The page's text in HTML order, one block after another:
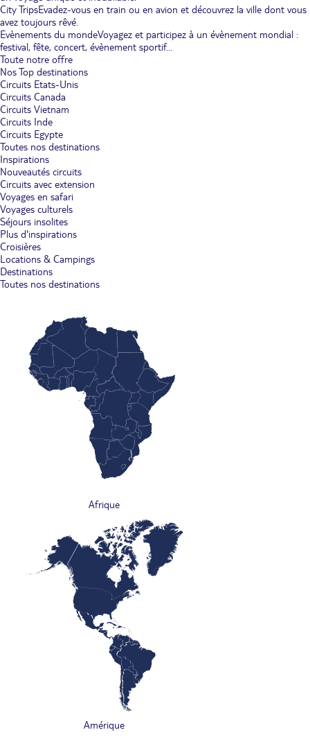
City TripsEvadez-vous en train ou en avion et découvrez la ville dont vous
avez toujours rêvé.
Evènements du mondeVoyagez et participez à un évènement mondial :
festival, fête, concert, évènement sportif...
Toute notre offre
Nos Top destinations
Circuits Etats-Unis
Circuits Canada
Circuits Vietnam
Circuits Inde
Circuits Egypte
Toutes nos destinations
Inspirations
Nouveautés circuits
Circuits avec extension
Voyages en safari
Voyages culturels
Séjours insolites
Plus d'inspirations
Croisières
Locations & Campings
Destinations
Toutes nos destinations
Afrique
Amérique